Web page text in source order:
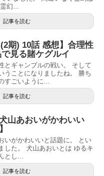
幻...
記事を読む
期) 10話 感想】合理性
見る賭ケグルイ
とギャンブルの戦い。 そして
うことになりましたね。 勝ち
すごいように...
記事を読む
山あおいがかわいい
いがかわいいと話題に。 とい
した。 犬山あおいとは ゆるキ
とし...
記事を読む